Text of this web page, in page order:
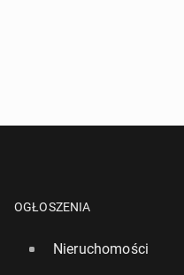
OGŁOSZENIA
Nieruchomości